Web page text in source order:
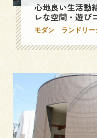
心地良い生活動
レな空間・遊び
モダン ランドリ